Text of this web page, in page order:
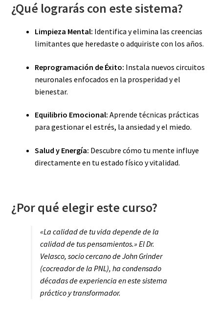
¿Qué lograrás con este sistema?
Limpieza Mental: Identifica y elimina las creencias
limitantes que heredaste o adquiriste con los años.
Reprogramación de Éxito: Instala nuevos circuitos
neuronales enfocados en la prosperidad y el
bienestar.
Equilibrio Emocional: Aprende técnicas prácticas
para gestionar el estrés, la ansiedad y el miedo.
Salud y Energía: Descubre cómo tu mente influye
directamente en tu estado físico y vitalidad.
¿Por qué elegir este curso?
«La calidad de tu vida depende de la
calidad de tus pensamientos.» El Dr.
Velasco, socio cercano de John Grinder
(cocreador de la PNL), ha condensado
décadas de experiencia en este sistema
práctico y transformador.